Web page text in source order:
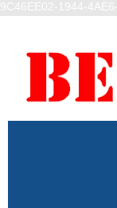
9C46EE02-1944-